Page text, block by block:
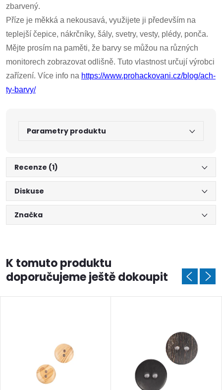
zbarvený.
Příze je měkká a nekousavá, využijete ji především na
teplejší čepice, nákrčníky, šály, svetry, vesty, plédy, ponča.
Mějte prosím na paměti, že barvy se můžou na různých
monitorech zobrazovat odlišně. Tuto vlastnost určují výrobci
zařízení. Více info na https://www.prohackovani.cz/blog/ach-
ty-barvy/
Parametry produktu
Recenze (1)
Diskuse
Značka
K tomuto produktu
doporučujeme ještě dokoupit
Doprava a platby Blog a návody